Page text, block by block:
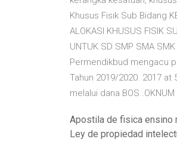
Khusus Fisik Sub Bidang
ALOKASI KHUSUS FISIK
UNTUK SD SMP SMA
Permendikbud mengacu
Tahun 2019/2020. 2017
melalui dana
Apostila de fisica ensino
Ley de propiedad